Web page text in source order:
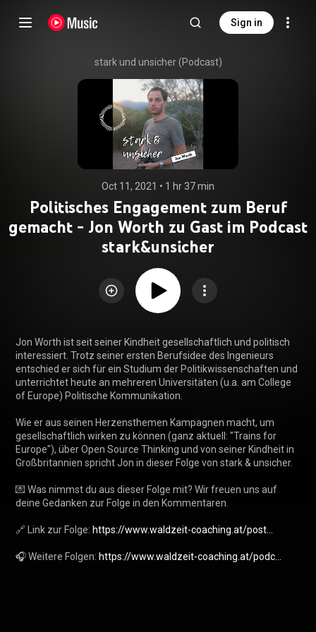
Sign in
stark und unsicher (Podcast)
Oct 11, 2021 • 1 hr 37 min
Politisches Engagement zum Beruf
gemacht - Jon Worth zu Gast im Podcast
stark&unsicher
Jon Worth ist seit seiner Kindheit gesellschaftlich und politisch
interessiert. Trotz seiner ersten Berufsidee des Ingenieurs
entschied er sich für ein Studium der Politikwissenschaften und
unterrichtet heute an mehreren Universitäten (u.a. am College
of Europe) Politische Kommunikation.
Wie er aus seinen Herzensthemen Kampagnen macht, um
gesellschaftlich wirken zu können (ganz aktuell: "Trains for
Europe"), über Open Source Thinking und von seiner Kindheit in
Großbritannien spricht Jon in dieser Folge von stark & unsicher.
💌 Was nimmst du aus dieser Folge mit? Wir freuen uns auf
deine Gedanken zur Folge in den Kommentaren.
🔗 Link zur Folge: https://www.waldzeit-coaching.at/post...
🎧 Weitere Folgen: https://www.waldzeit-coaching.at/podc...